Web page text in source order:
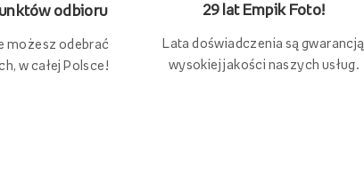
odbioru
możesz odebrać
w całej Polsce!
29 lat Empik Foto!
Lata doświadczenia są gwarancją
wysokiej jakości naszych usług.